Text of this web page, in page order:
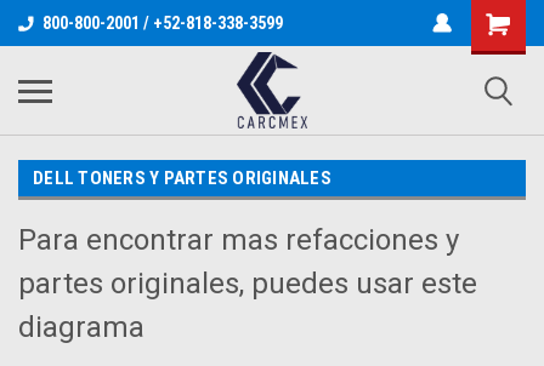
800-800-2001 / +52-818-338-3599
DELL TONERS Y PARTES ORIGINALES
Para encontrar mas refacciones y
partes originales, puedes usar este
diagrama